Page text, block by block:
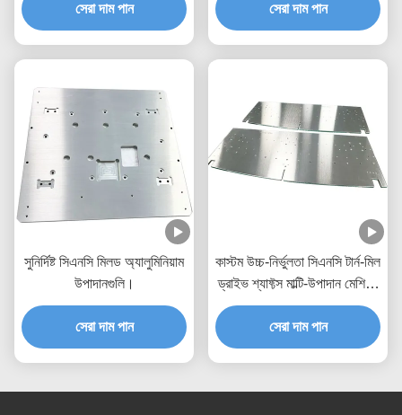
সেরা দাম পান
মেশিনিং অংশ
সেরা দাম পান
সুনির্দিষ্ট সিএনসি মিলড অ্যালুমিনিয়াম
উপাদানগুলি।
সেরা দাম পান
কাস্টম উচ্চ-নির্ভুলতা সিএনসি টার্ন-মিল
ড্রাইভ শ্যাফ্টস মাল্টি-উপাদান মেশিনিং
এবং ইন্টিগ্রেটেড টার্ন-মিল প্রক্রিয়া
সহ
সেরা দাম পান